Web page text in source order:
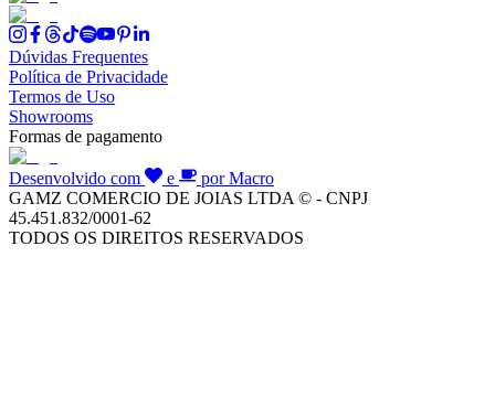
Dúvidas Frequentes
Política de Privacidade
Termos de Uso
Showrooms
Formas de pagamento
Desenvolvido com e
por Macro
GAMZ COMERCIO DE JOIAS LTDA © - CNPJ
45.451.832/0001-62
TODOS OS DIREITOS RESERVADOS